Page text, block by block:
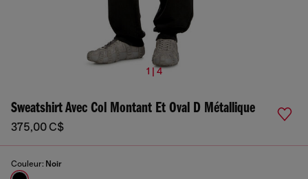
1 | 4
Sweatshirt Avec Col Montant Et Oval D Métallique
375,00 C$
Couleur: Noir